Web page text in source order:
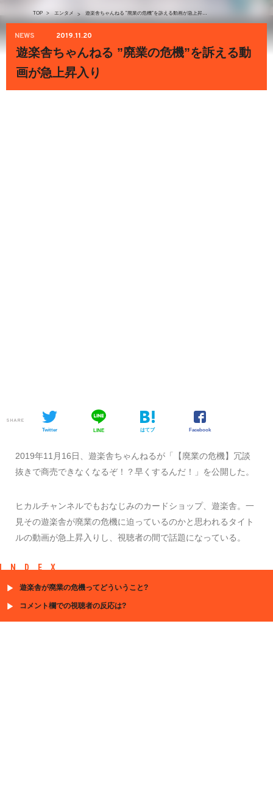
TOP > エンタメ > 遊楽舎ちゃんねる ”廃業の危機”を訴える動画が急上昇入り
NEWS 2019.11.20
遊楽舎ちゃんねる ”廃業の危機”を訴える動
画が急上昇入り
SHARE
Twitter LINE はてブ Facebook
2019年11月16日、遊楽舎ちゃんねるが「【廃業の危機】冗談
抜きで商売できなくなるぞ！？早くするんだ！」を公開した。
ヒカルチャンネルでもおなじみのカードショップ、遊楽舎。一
見その遊楽舎が廃業の危機に迫っているのかと思われるタイト
ルの動画が急上昇入りし、視聴者の間で話題になっている。
INDEX
遊楽舎が廃業の危機ってどういうこと?
コメント欄での視聴者の反応は?